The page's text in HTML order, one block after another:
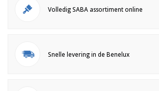
Volledig SABA assortiment online
Snelle levering in de Benelux